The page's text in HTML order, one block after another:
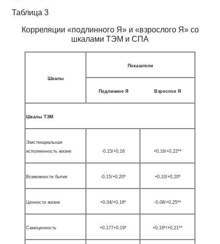
Таблица 3
Корреляции «подлинного Я» и «взрослого Я» со
шкалами ТЭМ и СПА
Шкалы
Показатели
Подлинное Я Взрослое Я
Шкалы ТЭМ
Эзистенциальная
исполненность жизни
-0,15/+0,16 +0,16/+0,22**
Возможности бытия -0,15/+0,20* +0,10/+0,20*
Ценности жизни +0,04/+0,18* -0,08/+0,25**
Самоценность +0,177+0,19* +0,18*/+0,21**